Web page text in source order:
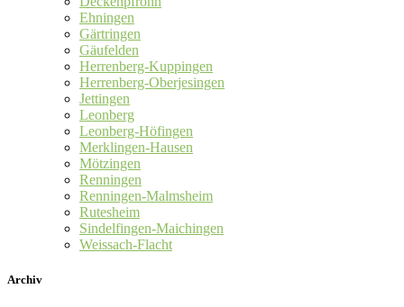
Ehningen
Gärtringen
Gäufelden
Herrenberg-Kuppingen
Herrenberg-Oberjesingen
Jettingen
Leonberg
Leonberg-Höfingen
Merklingen-Hausen
Mötzingen
Renningen
Renningen-Malmsheim
Rutesheim
Sindelfingen-Maichingen
Weissach-Flacht
Archiv